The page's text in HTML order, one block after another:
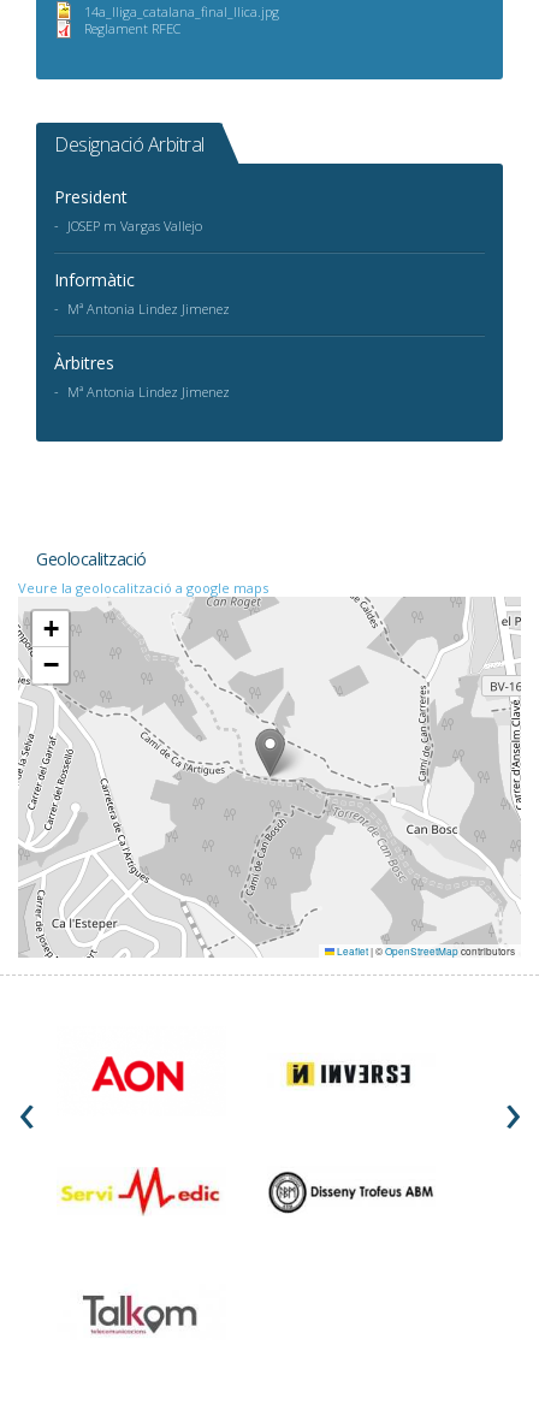
14a_lliga_catalana_final_llica.jpg
Reglament RFEC
Designació Arbitral
President
JOSEP m Vargas Vallejo
Informàtic
Mª Antonia Lindez Jimenez
Àrbitres
Mª Antonia Lindez Jimenez
Geolocalització
Veure la geolocalització a google maps
+
−
Leaflet|©OpenStreetMapcontributors
‹ ›